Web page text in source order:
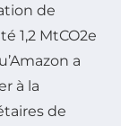
de
1,2 MtCO2e
a
à la
de